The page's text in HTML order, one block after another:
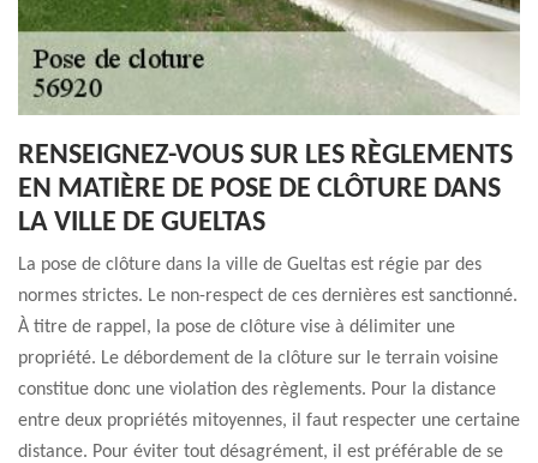
RENSEIGNEZ-VOUS SUR LES RÈGLEMENTS
EN MATIÈRE DE POSE DE CLÔTURE DANS
LA VILLE DE GUELTAS
La pose de clôture dans la ville de Gueltas est régie par des
normes strictes. Le non-respect de ces dernières est sanctionné.
À titre de rappel, la pose de clôture vise à délimiter une
propriété. Le débordement de la clôture sur le terrain voisine
constitue donc une violation des règlements. Pour la distance
entre deux propriétés mitoyennes, il faut respecter une certaine
distance. Pour éviter tout désagrément, il est préférable de se